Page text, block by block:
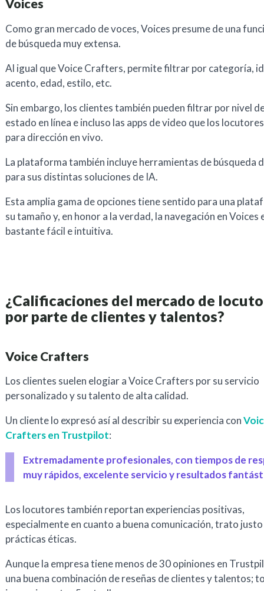
Voices
Como gran mercado de voces, Voices presume de una
de búsqueda muy extensa.
Al igual que Voice Crafters, permite filtrar por categoría,
acento, edad, estilo, etc.
Sin embargo, los clientes también pueden filtrar por nivel
estado en línea e incluso las apps de video que los
para dirección en vivo.
La plataforma también incluye herramientas de búsqueda
para sus distintas soluciones de IA.
Esta amplia gama de opciones tiene sentido para una
su tamaño y, en honor a la verdad, la navegación en Voices
bastante fácil e intuitiva.
¿Calificaciones del mercado de
por parte de clientes y talentos?
Voice Crafters
Los clientes suelen elogiar a Voice Crafters por su servicio
personalizado y su talento de alta calidad.
Un cliente lo expresó así al describir su experiencia con
Crafters en Trustpilot:
Extremadamente profesionales, con tiempos de
muy rápidos, excelente servicio y resultados
Los locutores también reportan experiencias positivas,
especialmente en cuanto a buena comunicación, trato
prácticas éticas.
Aunque la empresa tiene menos de 30 opiniones en
una buena combinación de reseñas de clientes y talentos;